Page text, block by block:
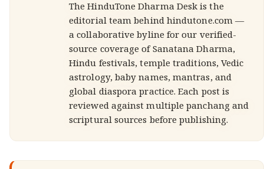
The HinduTone Dharma Desk is the
editorial team behind hindutone.com —
a collaborative byline for our verified-
source coverage of Sanatana Dharma,
Hindu festivals, temple traditions, Vedic
astrology, baby names, mantras, and
global diaspora practice. Each post is
reviewed against multiple panchang and
scriptural sources before publishing.